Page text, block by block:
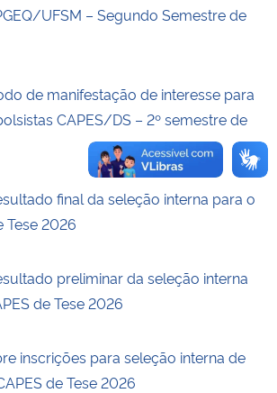
UFSM – Segundo Semestre de
de manifestação de interesse para
CAPES/DS – 2º semestre de
final da seleção interna para o
Tese 2026
preliminar da seleção interna
de Tese 2026
inscrições para seleção interna de
de Tese 2026